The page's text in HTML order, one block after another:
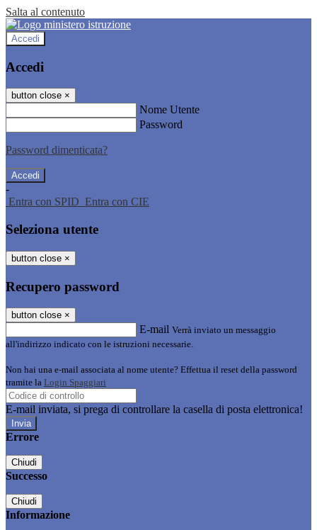
Salta al contenuto
Accedi
Accedi
button close ×
Nome Utente
Password
Password dimenticata?
-
Entra con SPID Entra con CIE
Seleziona utente
button close ×
Recupero password
button close ×
E-mail Verrà inviato un messaggio
all'indirizzo indicato con le istruzioni necessarie.
Non hai una e-mail associata al nome utente? Effettua il reset della password
tramite la Login Spaggiari
E-mail inviata, si prega di controllare la casella di posta elettronica!
Errore
Chiudi
Successo
Chiudi
Informazione